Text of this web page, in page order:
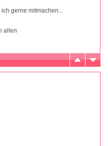
gerne mitmachen...
allen